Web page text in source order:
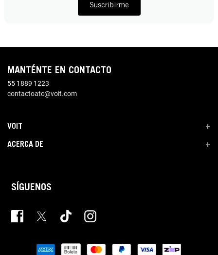
Suscribirme
MANTÉNTE EN CONTACTO
55 1889 1223
contactoatc@voit.com
VOIT +
ACERCA DE +
SÍGUENOS